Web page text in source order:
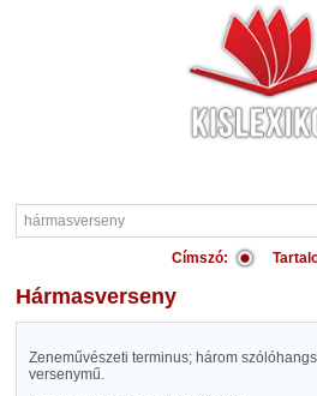
Címszó:
hármasverseny
Zeneművészeti terminus; három
versenymű.